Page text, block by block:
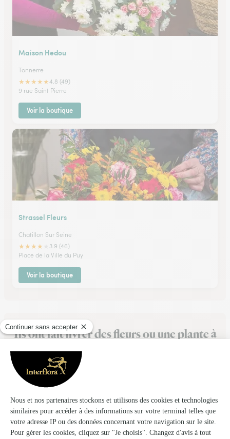
Maison Hedou
Tonnerre
★★★★★4.8 (49)
9 rue Saint Pierre
Voir la boutique
Strassel Fleurs
Chatillon Sur Seine
★★★★
3.9 (46)
Place de la Ville du Puy
Voir la boutique
Ils ont fait livrer des fleurs ou une plante à
Bragelogne-Beauvoir
★
Tres bien livraison a domicile
Tres bien livraison a domicile